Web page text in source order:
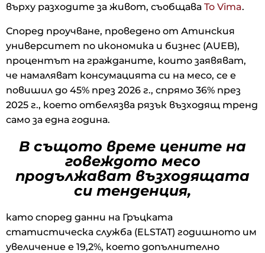
върху разходите за живот, съобщава To Vima.
Според проучване, проведено от Атинския
университет по икономика и бизнес (AUEB),
процентът на гражданите, които заявяват,
че намаляват консумацията си на месо, се е
повишил до 45% през 2026 г., спрямо 36% през
2025 г., което отбелязва рязък възходящ тренд
само за една година.
В същото време цените на
говеждото месо
продължават възходящата
си тенденция,
като според данни на Гръцката
статистическа служба (ELSTAT) годишното им
увеличение е 19,2%, което допълнително